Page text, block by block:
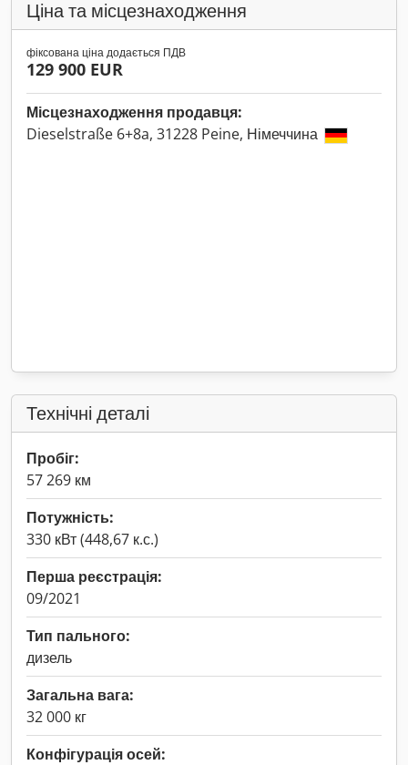
Ціна та місцезнаходження
фіксована ціна додається ПДВ
129 900 EUR
Місцезнаходження продавця:
Dieselstraße 6+8a, 31228 Peine, Німеччина
Технічні деталі
Пробіг:
57 269 км
Потужність:
330 кВт (448,67 к.с.)
Перша реєстрація:
09/2021
Тип пального:
дизель
Загальна вага:
32 000 кг
Конфігурація осей: